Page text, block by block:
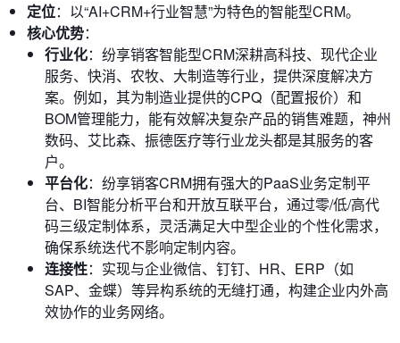
定位：以“AI+CRM+行业智慧”为特色的智能型CRM。
核心优势：
行业化：纷享销客智能型CRM深耕高科技、现代企业
服务、快消、农牧、大制造等行业，提供深度解决方
案。例如，其为制造业提供的CPQ（配置报价）和
BOM管理能力，能有效解决复杂产品的销售难题，神州
数码、艾比森、振德医疗等行业龙头都是其服务的客
户。
平台化：纷享销客CRM拥有强大的PaaS业务定制平
台、BI智能分析平台和开放互联平台，通过零/低/高代
码三级定制体系，灵活满足大中型企业的个性化需求，
确保系统迭代不影响定制内容。
连接性：实现与企业微信、钉钉、HR、ERP（如
SAP、金蝶）等异构系统的无缝打通，构建企业内外高
效协作的业务网络。